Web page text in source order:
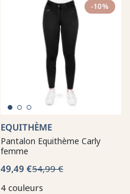
-10%
EQUITHÈME
Pantalon Equithème Carly
femme
49,49 €54,99 €
4 couleurs